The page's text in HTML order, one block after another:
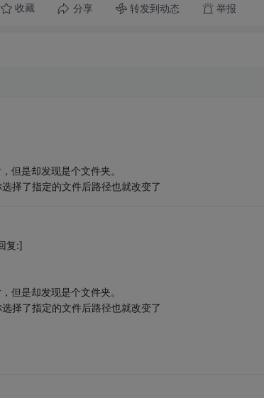
收藏 分享 转发到动态 举报
但是却发现是个文件夹。
择了指定的文件后路径也就改变了
复:]
但是却发现是个文件夹。
择了指定的文件后路径也就改变了